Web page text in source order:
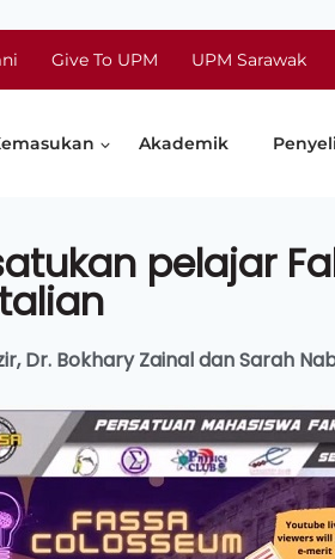
Give To UPM UPM Sarawak
Akademik
pelajar
Dr. Bokhary Zainal dan Sarah